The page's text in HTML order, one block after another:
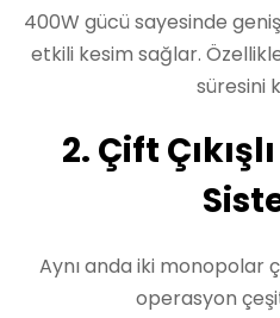
400W gücü sayesinde
etkili kesim sağlar.
süresini
2. Çift
Aynı anda iki monopolar
operasyon